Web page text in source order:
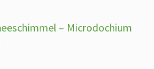
– Microdochium